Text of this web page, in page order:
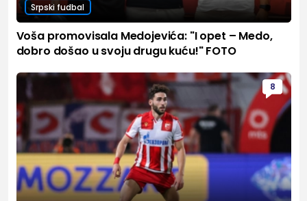
Srpski fudbal
Voša promovisala Medojevića: "I opet – Medo,
dobro došao u svoju drugu kuću!" FOTO
8